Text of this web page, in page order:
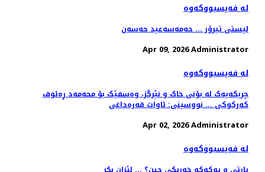
لە فەیسبووکەوە
لیستی تیرۆر ... حەمەسەعید حەسەن
Apr 09, 2026Administrator
لە فەیسبووکەوە
چریکەیەک لە بۆنی خاک و نێرگز، وەسفێک بۆ محەمەد ڕەئوف
کەرکوکی ... نووسینی: ئاوات قەرەداغی
Apr 02, 2026Administrator
لە فەیسبووکەوە